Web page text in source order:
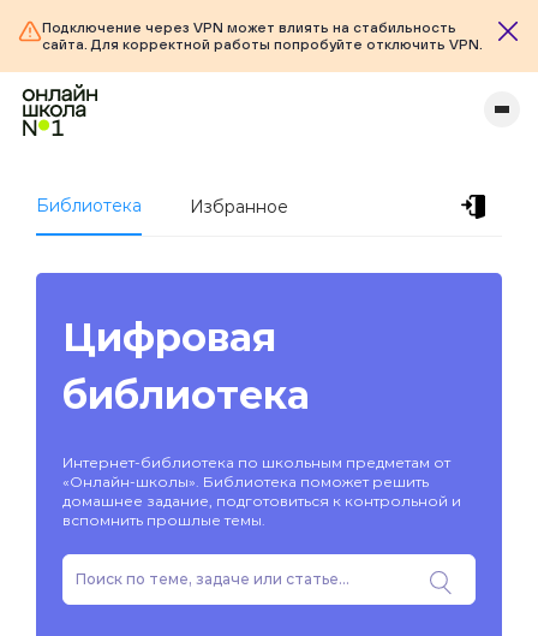
Подключение через VPN может влиять на стабильность
сайта. Для корректной работы попробуйте отключить VPN.
Библиотека Избранное
Цифровая
библиотека
Интернет-библиотека по школьным предметам от
«Онлайн-школы». Библиотека поможет решить
домашнее задание, подготовиться к контрольной и
вспомнить прошлые темы.